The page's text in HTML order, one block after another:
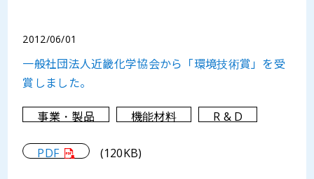
2012/06/01
一般社団法人近畿化学協会から「環境技術賞」を受
賞しました。
事業・製品 機能材料 R & D
PDF (120KB)